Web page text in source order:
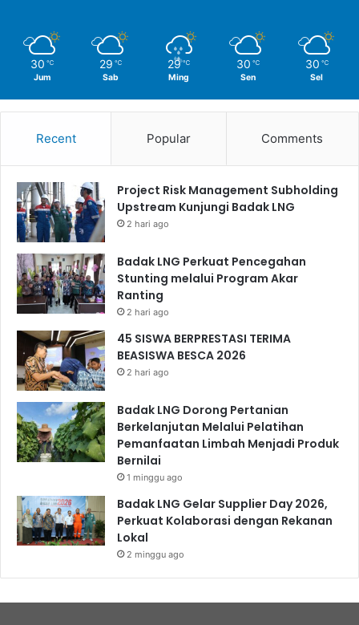
30 ℃
Jum
29 ℃
Sab
29 ℃
Ming
30 ℃
Sen
30 ℃
Sel
Recent Popular Comments
Project Risk Management Subholding
Upstream Kunjungi Badak LNG
2 hari ago
Badak LNG Perkuat Pencegahan
Stunting melalui Program Akar
Ranting
2 hari ago
45 SISWA BERPRESTASI TERIMA
BEASISWA BESCA 2026
2 hari ago
Badak LNG Dorong Pertanian
Berkelanjutan Melalui Pelatihan
Pemanfaatan Limbah Menjadi Produk
Bernilai
1 minggu ago
Badak LNG Gelar Supplier Day 2026,
Perkuat Kolaborasi dengan Rekanan
Lokal
2 minggu ago